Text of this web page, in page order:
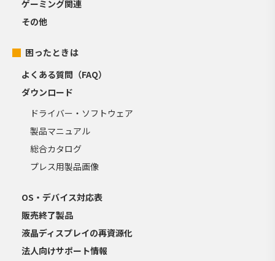
ゲーミング関連
その他
困ったときは
よくある質問（FAQ）
ダウンロード
ドライバー・ソフトウェア
製品マニュアル
総合カタログ
プレス用製品画像
OS・デバイス対応表
販売終了製品
液晶ディスプレイの再資源化
法人向けサポート情報